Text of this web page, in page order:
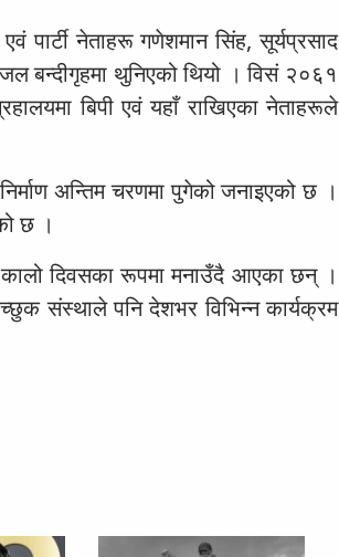
पार्टी नेताहरू गणेशमान सिंह, सूर्यप्रसाद
बन्दीगृहमा थुनिएको थियो । विसं २०६१
बिपी एवं यहाँ राखिएका नेताहरूले
अन्तिम चरणमा पुगेको जनाइएको छ ।
छ ।
दिवसका रूपमा मनाउँदै आएका छन् ।
संस्थाले पनि देशभर विभिन्न कार्यक्रम